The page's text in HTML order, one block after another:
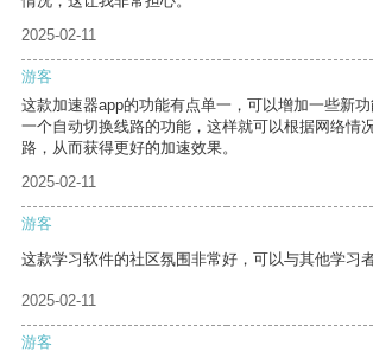
2025-02-11
游客
这款加速器app的功能有点单一，可以增加一些新
一个自动切换线路的功能，这样就可以根据网络情
路，从而获得更好的加速效果。
2025-02-11
游客
这款学习软件的社区氛围非常好，可以与其他学习
2025-02-11
游客